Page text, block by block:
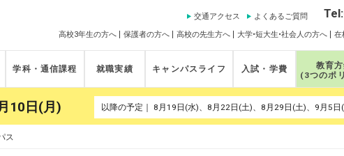
高校3年生の方へ 保護者の方へ 高校の先生方へ 大学•短大生•社会人の方へ 在
交通アクセス よくあるご質問
学科・通信課程 就職実績 キャンパスライフ 入試・学費
教育
(3つのポ
10日(月)
ス